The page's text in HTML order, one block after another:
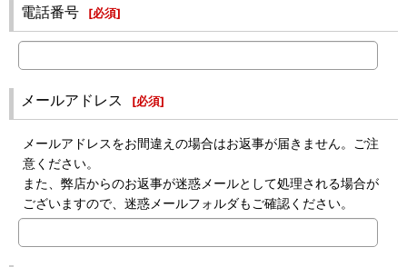
電話番号 [必須]
メールアドレス [必須]
メールアドレスをお間違えの場合はお返事が届きません。ご注
意ください。
また、弊店からのお返事が迷惑メールとして処理される場合が
ございますので、迷惑メールフォルダもご確認ください。